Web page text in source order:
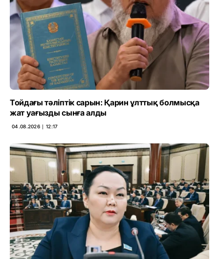
Тойдағы тәліптік сарын: Қарин ұлттық болмысқа
жат уағызды сынға алды
04.08.2026 ∣ 12:17